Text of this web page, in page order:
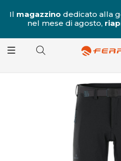
Il magazzino dedicato alla
nel mese di agosto,